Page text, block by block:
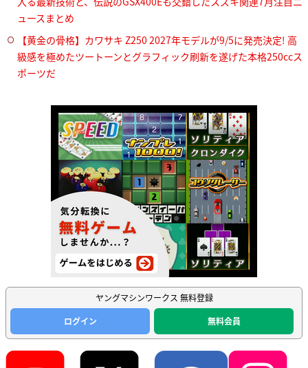
ュースまとめ
【黄金の骨格】カワサキ Z250 2027年モデルが9/5に発売決定! 高
級感を極めたツートーンとグラフィック刷新を遂げた本格250ccス
ポーツだ
ヤングマシンワークス 無料登録
ログイン
無料会員